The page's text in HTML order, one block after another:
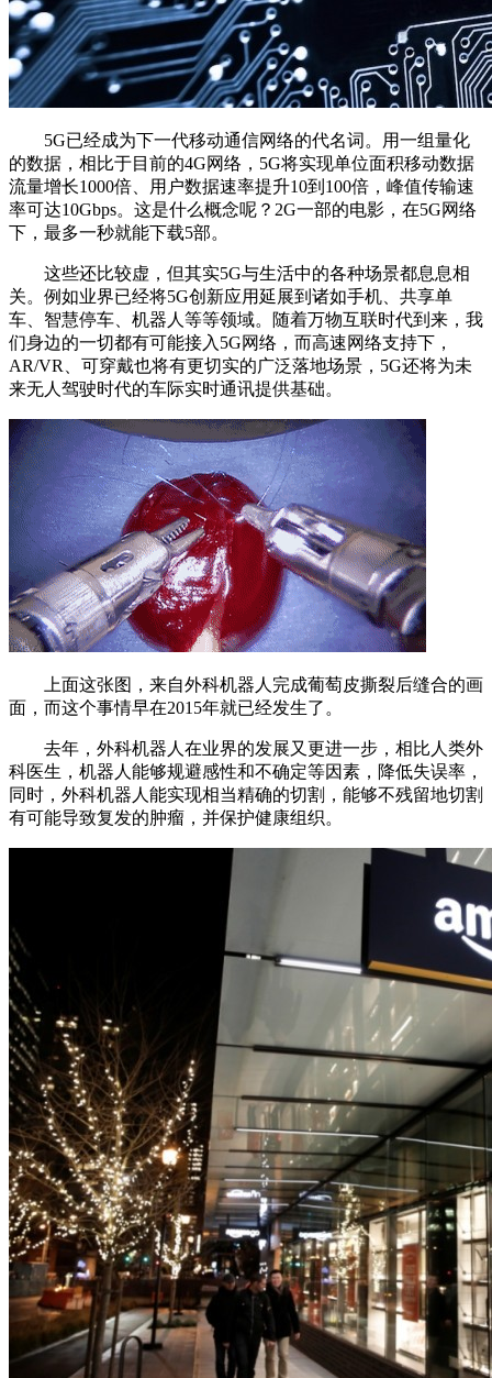
5G已经成为下一代移动通信网络的代名词。用一组量化
的数据，相比于目前的4G网络，5G将实现单位面积移动数据
流量增长1000倍、用户数据速率提升10到100倍，峰值传输速
率可达10Gbps。这是什么概念呢？2G一部的电影，在5G网络
下，最多一秒就能下载5部。
这些还比较虚，但其实5G与生活中的各种场景都息息相
关。例如业界已经将5G创新应用延展到诸如手机、共享单
车、智慧停车、机器人等等领域。随着万物互联时代到来，我
们身边的一切都有可能接入5G网络，而高速网络支持下，
AR/VR、可穿戴也将有更切实的广泛落地场景，5G还将为未
来无人驾驶时代的车际实时通讯提供基础。
上面这张图，来自外科机器人完成葡萄皮撕裂后缝合的画
面，而这个事情早在2015年就已经发生了。
去年，外科机器人在业界的发展又更进一步，相比人类外
科医生，机器人能够规避感性和不确定等因素，降低失误率，
同时，外科机器人能实现相当精确的切割，能够不残留地切割
有可能导致复发的肿瘤，并保护健康组织。